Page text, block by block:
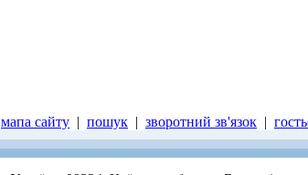
мапа сайту | пошук | зворотний зв'язок |